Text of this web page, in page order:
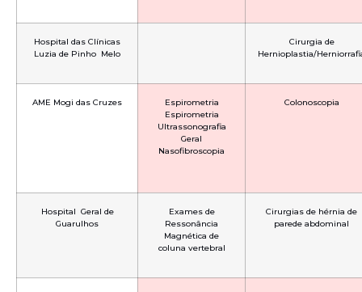
Hospital das Clínicas
Luzia de Pinho Melo
Cirurgia de
Hernioplastia/
AME Mogi das Cruzes
Espirometria
Espirometria
Ultrassonografia
Geral
Nasofibroscopia
Colonoscopia
Hospital Geral de
Guarulhos
Exames de
Ressonância
Magnética de
coluna vertebral
Cirurgias de hérnia de
parede abdominal